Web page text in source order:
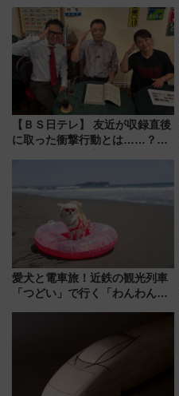
ト 参加方法や体験内容を紹介
【ＢＳ日テレ】 友近が収録直後
に取った衝撃行動とは……？
愛犬と電車旅！近鉄の観光列車
「つどい」で行く「わんわん列